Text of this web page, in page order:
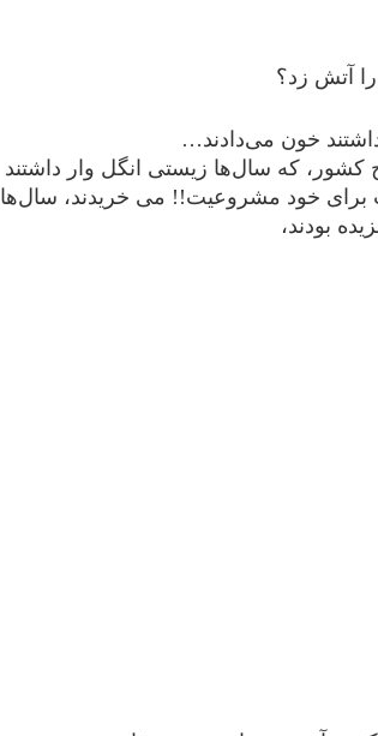
را آتش زد؟
خون می‌دادند…
که سال‌ها زیستی انگل وار داشتند
برای خود مشروعیت!! می خریدند، سال‌ها
بودند،